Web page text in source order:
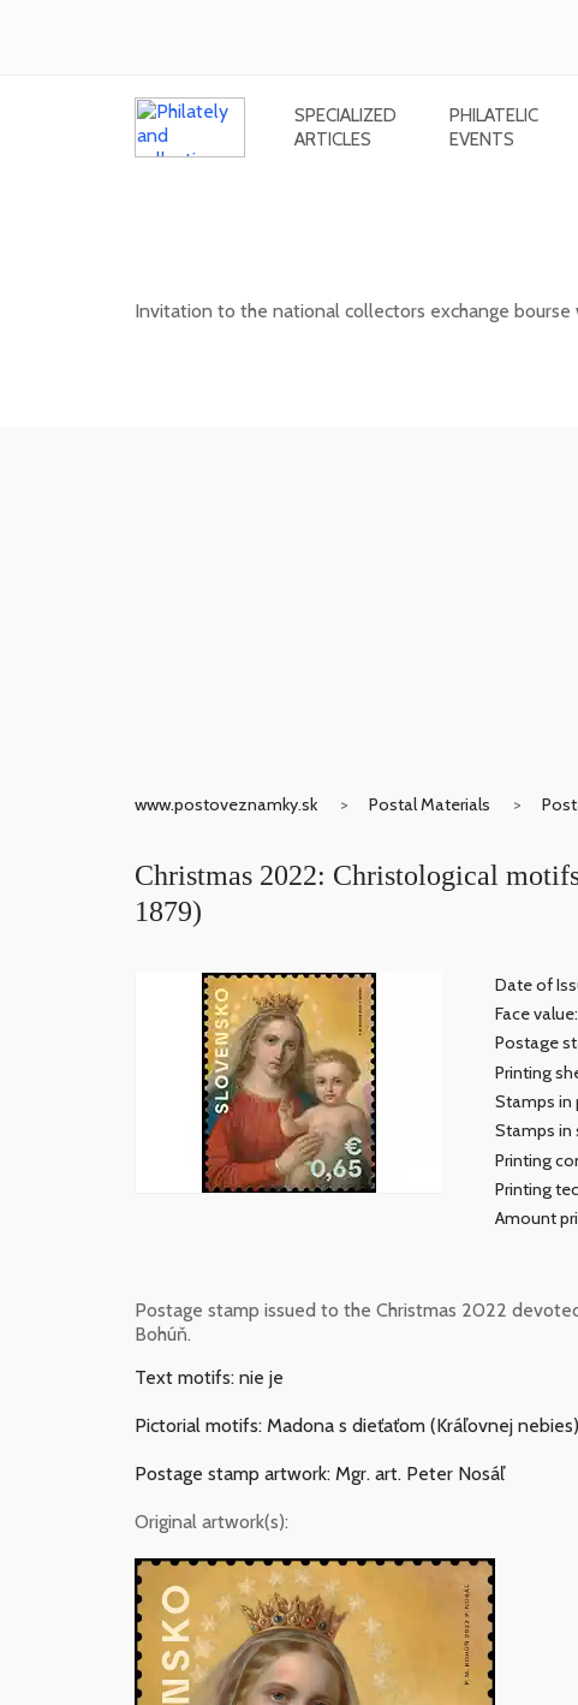
SPECIALIZED
ARTICLES
PHILATELIC
EVENTS
Invitation to the national collectors exchange
www.postoveznamky.sk Postal Materials
Christmas 2022: Christological
1879)
Date of
Face
Postage
Printing
Stamps in
Stamps in
Printing
Printing
Amount
Postage stamp issued to the Christmas 2022
Bohúň.
Text motifs: nie je
Pictorial motifs: Madona s dieťaťom (Kráľovnej
Postage stamp artwork: Mgr. art. Peter Nosáľ
Original artwork(s):